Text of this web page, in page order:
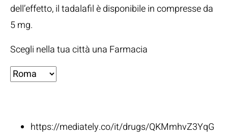
dell’effetto, il tadalafil è disponibile in compresse da
5 mg.
Scegli nella tua città una Farmacia
https://mediately.co/it/drugs/QKMmhvZ3YqG